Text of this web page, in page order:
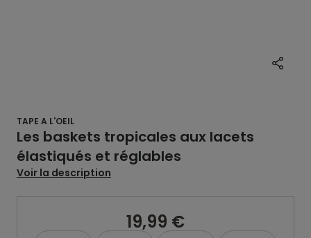
TAPE A L'OEIL
Les baskets tropicales aux lacets
élastiqués et réglables
Voir la description
19,99 €